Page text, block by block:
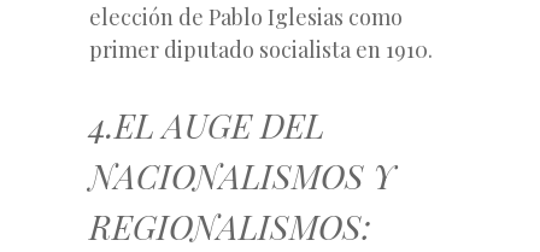
elección de Pablo Iglesias como
primer diputado socialista en 1910.
4.EL AUGE DEL
NACIONALISMOS Y
REGIONALISMOS: